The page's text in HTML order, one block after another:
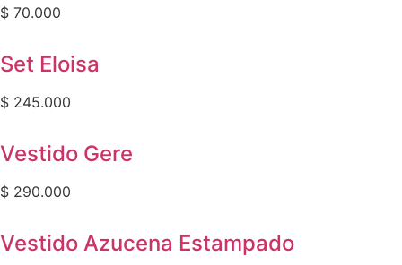
$ 70.000
Set Eloisa
$ 245.000
Vestido Gere
$ 290.000
Vestido Azucena Estampado